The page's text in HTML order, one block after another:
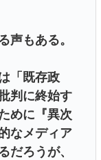
声もある。
「既存政
判に終始す
めに『異次
なメディア
だろうが、